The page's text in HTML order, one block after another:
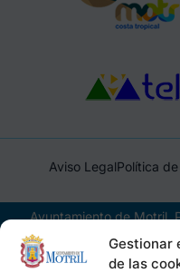
Gestionar
de las
Aviso LegalPolítica
Ayuntamiento de Motril,
(Granada), CIF: